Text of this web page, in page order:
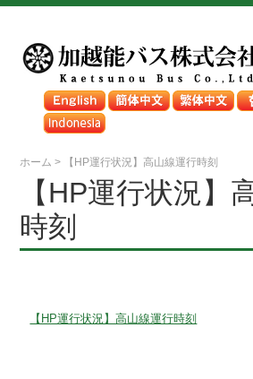
ホーム > 【HP運行状況】高山線運行時刻
【HP運行状況】
時刻
【HP運行状況】高山線運行時刻